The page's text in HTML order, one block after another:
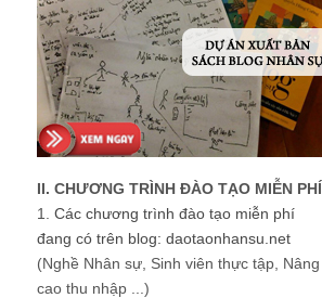
II. CHƯƠNG TRÌNH ĐÀO TẠO MIỄN PHÍ
1. Các chương trình đào tạo miễn phí
đang có trên blog: daotaonhansu.net
(Nghề Nhân sự, Sinh viên thực tập, Nâng
cao thu nhập ...)